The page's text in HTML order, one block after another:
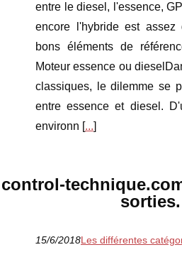
entre le diesel, l'essence,
encore l'hybride est assez
bons éléments de
Moteur essence ou
classiques, le dilemme se
entre essence et diesel.
environn [...]
control-
sorties.
15/6/2018Les différentes